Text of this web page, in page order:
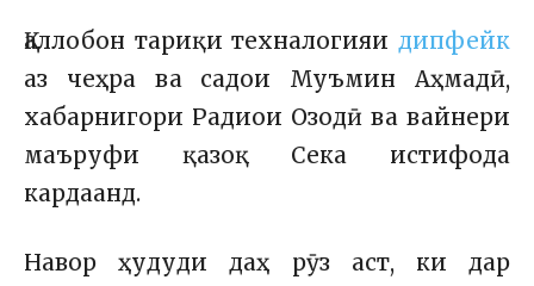
Қаллобон тариқи техналогияи дипфейк
аз чеҳра ва садои Муъмин Аҳмадӣ,
хабарнигори Радиои Озодӣ ва вайнери
маъруфи қазоқ Сека истифода
кардаанд.
Навор ҳудуди даҳ рӯз аст, ки дар